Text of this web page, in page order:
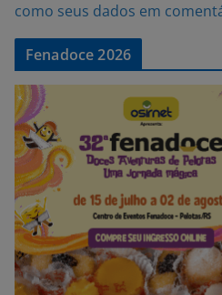
como seus dados em
Fenadoce 2026